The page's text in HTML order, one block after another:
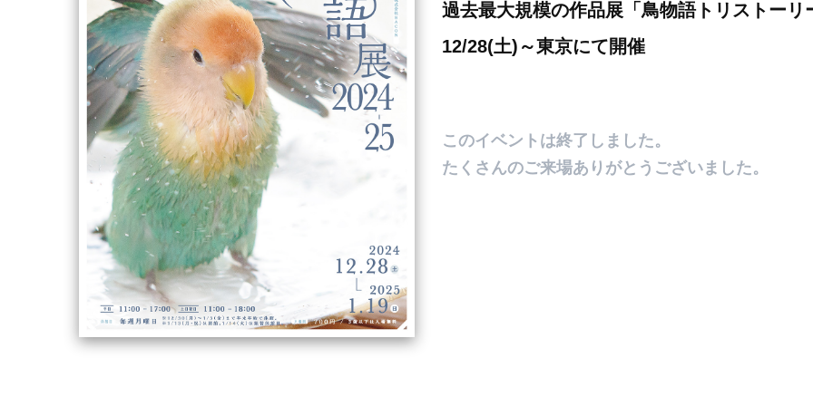
過去最大規模の作品展「鳥物語トリストーリ
12/28(土)～東京にて開催
このイベントは終了しました。
たくさんのご来場ありがとうございました。